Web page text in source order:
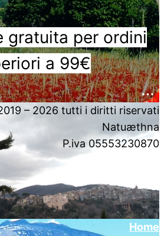
gratuita per ordini
a 99€
….
– 2026 tutti i diritti riservati
Natuæthna
P.iva 05553230870
Home